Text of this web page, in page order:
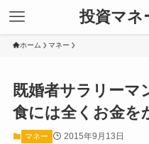
投資マネ
ホーム マネー
既婚者サラリーマ
食には全くお金を
マネー 2015年9月13日